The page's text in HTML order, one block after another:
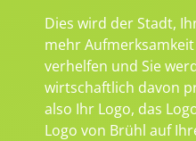
Dies wird der Stadt,
mehr
verhelfen und Sie
wirtschaftlich davon
also Ihr Logo, das
Logo von Brühl auf